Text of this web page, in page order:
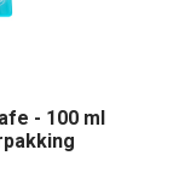
- 100 ml